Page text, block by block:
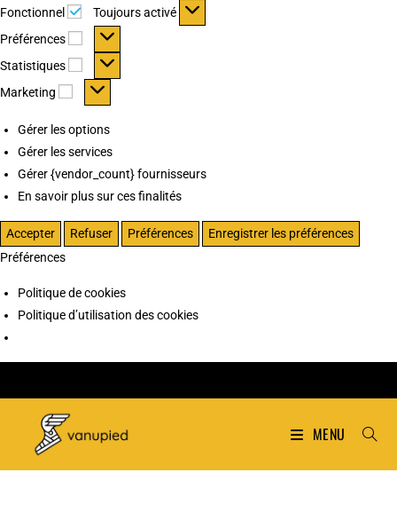
Fonctionnel Fonctionnel
Toujours activé
Préférences
Préférences
Statistiques Statistiques
Marketing Marketing
Gérer les options
Gérer les services
Gérer {vendor_count} fournisseurs
En savoir plus sur ces finalités
Accepter Refuser Préférences
Enregistrer les préférences
Préférences
Politique de cookies
Politique d’utilisation des cookies
MENU